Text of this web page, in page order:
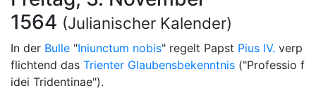
1564 (Julianischer Kalender)
In der Bulle "Iniunctum nobis" regelt Papst Pius IV. verp
flichtend das Trienter Glaubensbekenntnis ("Professio f
idei Tridentinae").